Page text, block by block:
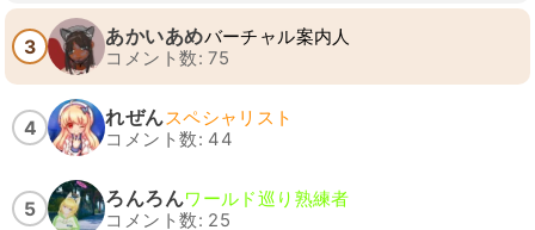
3 あかいあめバーチャル案内人
コメント数: 75
4 れぜんスペシャリスト
コメント数: 44
5 ろんろんワールド巡り熟練者
コメント数: 25